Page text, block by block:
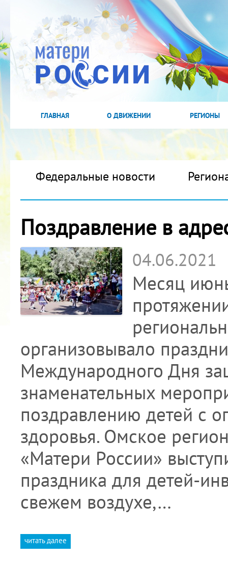
ГЛАВНАЯ О ДВИЖЕНИИ РЕГИОНЫ
Федеральные новости
Поздравление в
04.06.2021
Месяц
организовывало
Международного Дня
знаменательных
поздравлению детей с
здоровья. Омское
«Матери России»
праздника для детей-
свежем воздухе,…
читать далее